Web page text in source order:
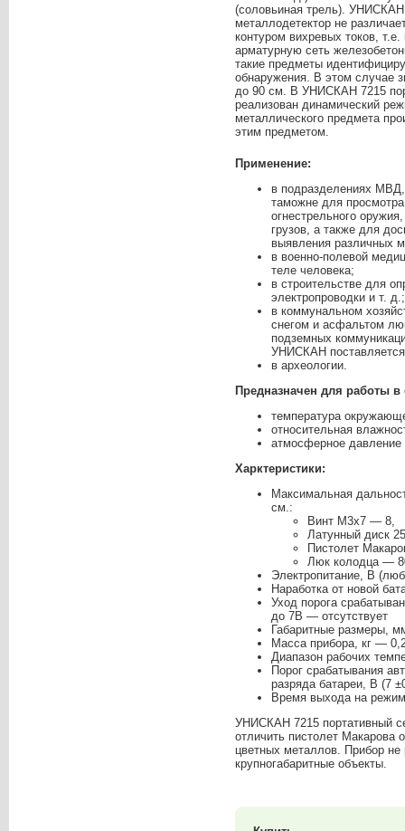
(соловьиная трель). УНИСКАН
металлодетектор не
контуром вихревых токов,
арматурную сеть
такие предметы
обнаружения. В этом случае
до 90 см. В УНИСКАН 7215
реализован динамический
металлического предмета
этим предметом.
Применение:
в подразделениях
таможне для
огнестрельного
грузов, а также для
выявления различных
в военно-полевой
теле человека;
в строительстве для
электропроводки и т. д.;
в коммунальном
снегом и асфальтом
подземных
УНИСКАН поставляется
в археологии.
Предназначен для работы
температура
относительная
атмосферное давление
Харктеристики:
Максимальная
см.:
Винт М3х7 — 8,
Латунный диск
Пистолет
Люк колодца —
Электропитание, В
Наработка от новой
Уход порога
до 7В — отсутствует
Габаритные размеры,
Масса прибора, кг —
Диапазон рабочих
Порог срабатывания
разряда батареи, В (7
Время выхода на
УНИСКАН 7215 портативный
отличить пистолет
цветных металлов. Прибор
крупногабаритные объекты.